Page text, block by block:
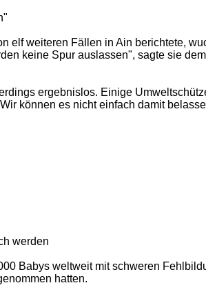
elf weiteren Fällen in Ain berichtete,
keine Spur auslassen", sagte sie
ergebnislos. Einige
können es nicht einfach damit
werden
Babys weltweit mit schweren
hatten.